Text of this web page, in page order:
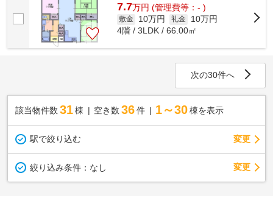
7.7万円 (管理費等：- )
敷金 10万円 礼金
10万円
4階 / 3LDK / 66.00㎡
次の30件へ
該当物件数 31棟 空き数 36 件 1～30 棟を表示
駅で絞り込む 変更
絞り込み条件： なし 変更